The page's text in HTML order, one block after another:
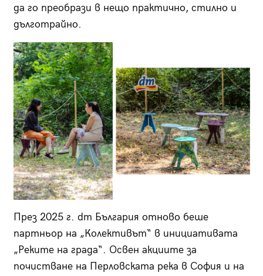
да го преобрази в нещо практично, стилно и
дълготрайно.
През 2025 г. dm България отново беше
партньор на „Колективът“ в инициативата
„Реките на града“. Освен акциите за
почистване на Перловската река в София и на